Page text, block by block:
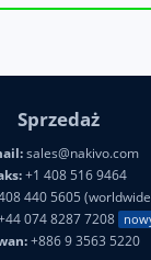
Sprzedaż
sales@nakivo.com
+1 408 516 9464
440 5605
074 8287 7208
+886 9 3563 5220